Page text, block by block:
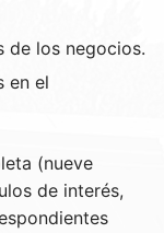
de los negocios.
en el
(nueve
de interés,